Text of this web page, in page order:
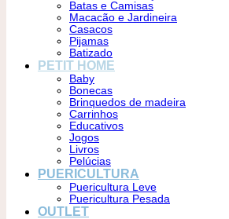
Batas e Camisas
Macacão e Jardineira
Casacos
Pijamas
Batizado
PETIT HOME
Baby
Bonecas
Brinquedos de madeira
Carrinhos
Educativos
Jogos
Livros
Pelúcias
PUERICULTURA
Puericultura Leve
Puericultura Pesada
OUTLET